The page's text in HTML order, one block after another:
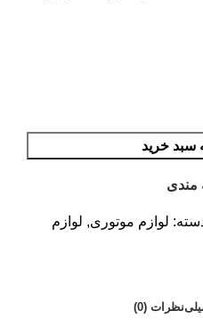
سبد خرید
مندی
لوازم موتوری, لوازم
نظرات (0)